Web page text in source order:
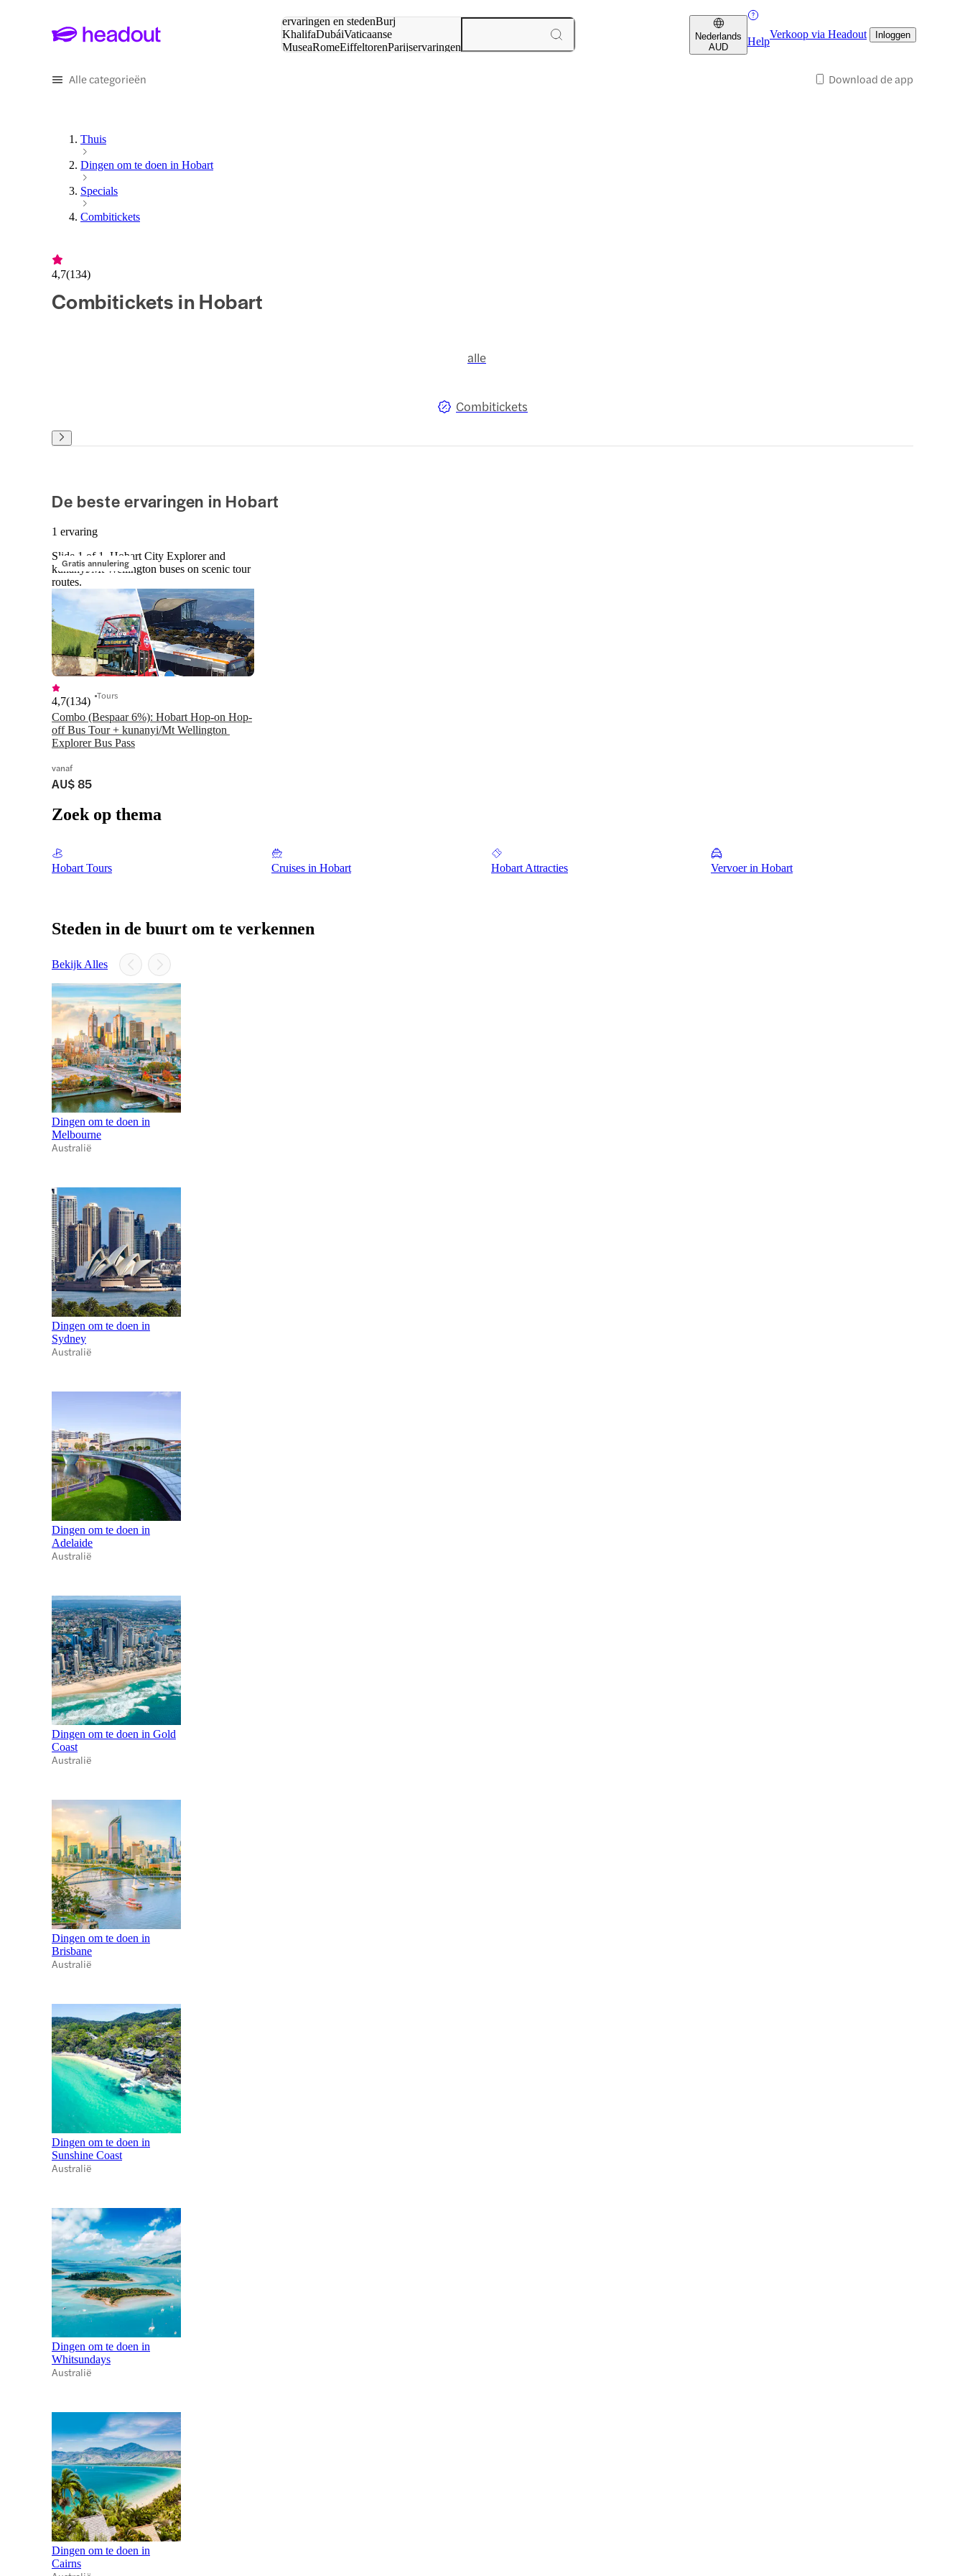
ervaringen en stedenBurj
KhalifaDubáiVaticaanse
MuseaRomeEiffeltorenParijservaringen
Nederlands
AUD
Help
Verkoop via Headout Inloggen
Alle categorieën Download de app
Thuis
Dingen om te doen in Hobart
Specials
Combitickets
4,7(134)
Combitickets in Hobart
alle
Combitickets
De beste ervaringen in Hobart
1 ervaring
Gratis annulering
Slide 1 of 1, Hobart City Explorer and
kunanyi/Mt Wellington buses on scenic tour
routes.
Combo (Bespaar 6%): Hobart Hop-on Hop-
off Bus Tour + kunanyi/Mt Wellington
Explorer Bus Pass
4,7(134) Tours
vanaf
AU$ 85
Zoek op thema
Hobart Tours Cruises in Hobart Hobart Attracties Vervoer in Hobart
Steden in de buurt om te verkennen
Bekijk Alles
Dingen om te doen in
Melbourne
Australië
Dingen om te doen in
Sydney
Australië
Dingen om te doen in
Adelaide
Australië
Dingen om te doen in Gold
Coast
Australië
Dingen om te doen in
Brisbane
Australië
Dingen om te doen in
Sunshine Coast
Australië
Dingen om te doen in
Whitsundays
Australië
Dingen om te doen in
Cairns